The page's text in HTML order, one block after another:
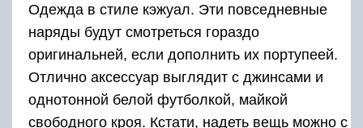
Одежда в стиле кэжуал. Эти повседневные
наряды будут смотреться гораздо
оригинальней, если дополнить их портупеей.
Отлично аксессуар выглядит с джинсами и
однотонной белой футболкой, майкой
свободного кроя. Кстати, надеть вещь можно с